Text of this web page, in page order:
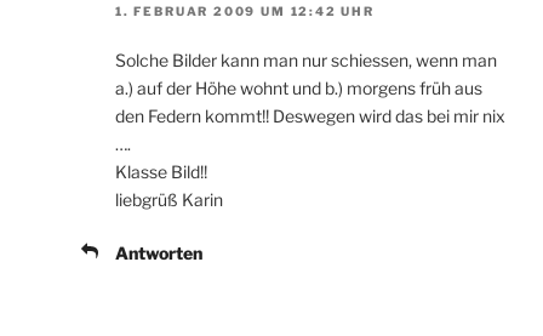
1. FEBRUAR 2009 UM 12:42 UHR
Solche Bilder kann man nur schiessen, wenn man
a.) auf der Höhe wohnt und b.) morgens früh aus
den Federn kommt!! Deswegen wird das bei mir nix
….
Klasse Bild!!
liebgrüß Karin
Antworten